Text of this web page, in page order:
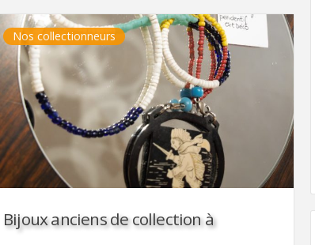
Nos collectionneurs
Bijoux anciens de collection à